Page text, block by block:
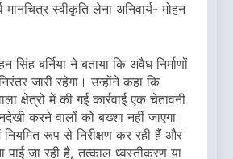
मानचित्र स्वीकृति लेना अनिवार्य- मोहन
सिंह बर्निया ने बताया कि अवैध निर्माणों
जारी रहेगा। उन्होंने कहा कि
क्षेत्रों में की गई कार्रवाई एक चेतावनी
करने वालों को बख्शा नहीं जाएगा।
नियमित रूप से निरीक्षण कर रही हैं और
पाई जा रही है, तत्काल ध्वस्तीकरण या